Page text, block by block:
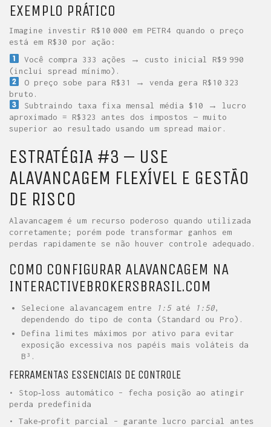
EXEMPLO PRÁTICO
Imagine investir R$10 000 em PETR4 quando o preço
está em R$30 por ação:
Você compra 333 ações → custo inicial R$9 990
(inclui spread mínimo).
O preço sobe para R$31 → venda gera R$10 323
bruto.
Subtraindo taxa fixa mensal média $10 → lucro
aproximado = R$323 antes dos impostos — muito
superior ao resultado usando um spread maior.
ESTRATÉGIA #3 – USE
ALAVANCAGEM FLEXÍVEL E GESTÃO
DE RISCO
Alavancagem é um recurso poderoso quando utilizada
corretamente; porém pode transformar ganhos em
perdas rapidamente se não houver controle adequado.
COMO CONFIGURAR ALAVANCAGEM NA
INTERACTIVEBROKERSBRASIL.COM
Selecione alavancagem entre 1:5até 1:50,
dependendo do tipo de conta (Standard ou Pro).
Defina limites máximos por ativo para evitar
exposição excessiva nos papéis mais voláteis da
B³.
FERRAMENTAS ESSENCIAIS DE CONTROLE
• Stop‑loss automático – fecha posição ao atingir
perda predefinida
• Take‑profit parcial – garante lucro parcial antes